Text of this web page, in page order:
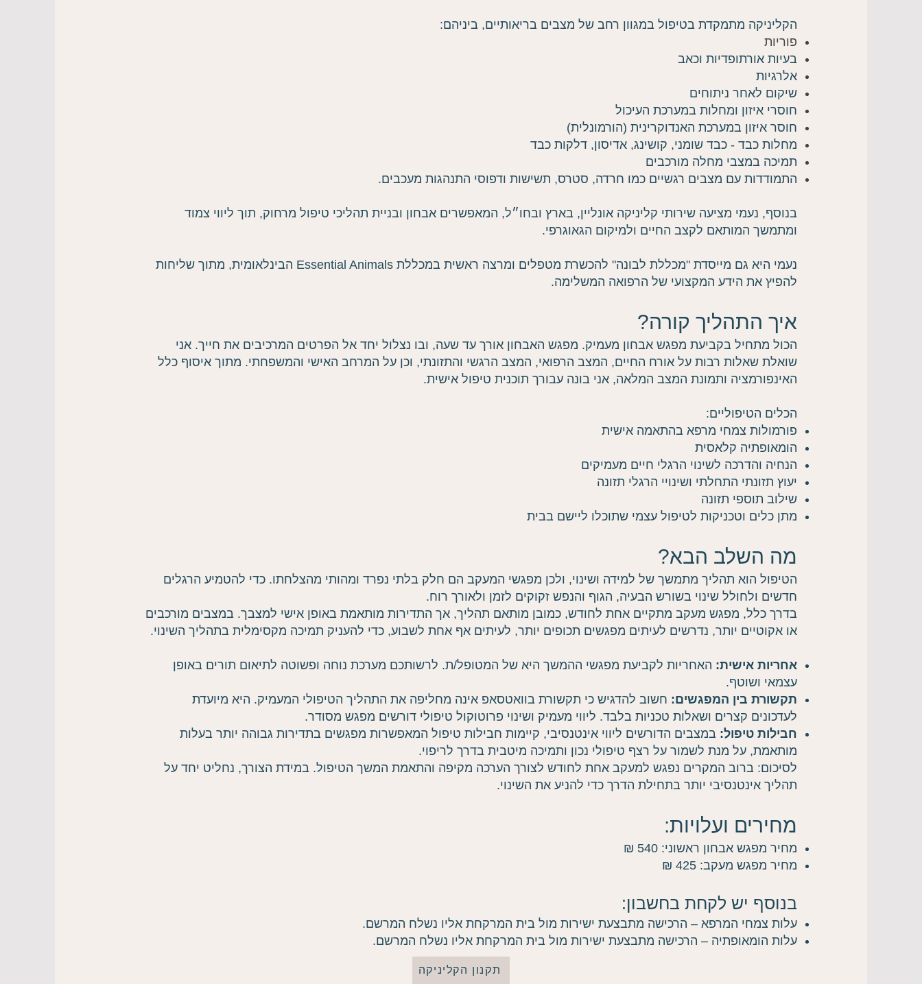
הקליניקה מתמקדת בטיפול במגוון רחב של מצבים בריאותיים, ביניהם:
פוריות
בעיות אורתופדיות וכאב
אלרגיות
שיקום לאחר ניתוחים
חוסרי איזון ומחלות במערכת העיכול
חוסר איזון במערכת האנדוקרינית (הורמונלית)
מחלות כבד - כבד שומני, קושינג, אדיסון, דלקות כבד
תמיכה במצבי מחלה מורכבים
התמודדות עם מצבים רגשיים כמו חרדה, סטרס, תשישות ודפוסי התנהגות מעכבים.
בנוסף, נעמי מציעה שירותי קליניקה אונליין, בארץ ובחו״ל, המאפשרים אבחון ובניית תהליכי טיפול מרחוק, תוך ליווי צמוד
ומתמשך המותאם לקצב החיים ולמיקום הגאוגרפי.
נעמי היא גם מייסדת "מכללת לבונה" להכשרת מטפלים ומרצה ראשית במכללת Essential Animals הבינלאומית, מתוך שליחות
להפיץ את הידע המקצועי של הרפואה המשלימה.
איך התהליך קורה?
הכול מתחיל בקביעת מפגש אבחון מעמיק. מפגש האבחון אורך עד שעה, ובו נצלול יחד אל הפרטים המרכיבים את חייך. אני
שואלת שאלות רבות על אורח החיים, המצב הרפואי, המצב הרגשי והתזונתי, וכן על המרחב האישי והמשפחתי. מתוך איסוף כלל
האינפורמציה ותמונת המצב המלאה, אני בונה עבורך תוכנית טיפול אישית.
הכלים הטיפוליים:
פורמולות צמחי מרפא בהתאמה אישית
הומאופתיה קלאסית
הנחיה והדרכה לשינוי הרגלי חיים מעמיקים
יעוץ תזונתי התחלתי ושינויי הרגלי תזונה
שילוב תוספי תזונה
מתן כלים וטכניקות לטיפול עצמי שתוכלו ליישם בבית
מה השלב הבא?
הטיפול הוא תהליך מתמשך של למידה ושינוי, ולכן מפגשי המעקב הם חלק בלתי נפרד ומהותי מהצלחתו. כדי להטמיע הרגלים
חדשים ולחולל שינוי בשורש הבעיה, הגוף והנפש זקוקים לזמן ולאורך רוח.
בדרך כלל, מפגש מעקב מתקיים אחת לחודש, כמובן מותאם תהליך, אך התדירות מותאמת באופן אישי למצבך. במצבים מורכבים
או אקוטיים יותר, נדרשים לעיתים מפגשים תכופים יותר, לעיתים אף אחת לשבוע, כדי להעניק תמיכה מקסימלית בתהליך השינוי.
אחריות אישית: האחריות לקביעת מפגשי ההמשך היא של המטופל/ת. לרשותכם מערכת נוחה ופשוטה לתיאום תורים באופן
עצמאי ושוטף.
תקשורת בין המפגשים: חשוב להדגיש כי תקשורת בוואטסאפ אינה מחליפה את התהליך הטיפולי המעמיק. היא מיועדת
לעדכונים קצרים ושאלות טכניות בלבד. ליווי מעמיק ושינוי פרוטוקול טיפולי דורשים מפגש מסודר.
חבילות טיפול: במצבים הדורשים ליווי אינטנסיבי, קיימות חבילות טיפול המאפשרות מפגשים בתדירות גבוהה יותר בעלות
מותאמת, על מנת לשמור על רצף טיפולי נכון ותמיכה מיטבית בדרך לריפוי.
לסיכום: ברוב המקרים נפגש למעקב אחת לחודש לצורך הערכה מקיפה והתאמת המשך הטיפול. במידת הצורך, נחליט יחד על
תהליך אינטנסיבי יותר בתחילת הדרך כדי להניע את השינוי.
מחירים ועלויות:
מחיר מפגש אבחון ראשוני: 540 ₪
מחיר מפגש מעקב: 425 ₪
בנוסף יש לקחת בחשבון:
עלות צמחי המרפא – הרכישה מתבצעת ישירות מול בית המרקחת אליו נשלח המרשם.
עלות הומאופתיה – הרכישה מתבצעת ישירות מול בית המרקחת אליו נשלח המרשם.
תקנון הקליניקה